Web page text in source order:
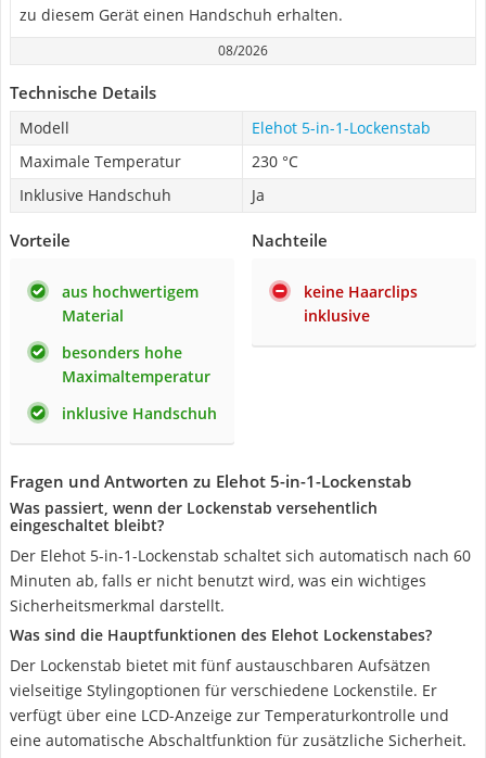
zu diesem Gerät einen Handschuh erhalten.
08/2026
Technische Details
Modell
Elehot 5-in-1-Lockenstab
Maximale Temperatur
230 °C
Inklusive Handschuh
Ja
Vorteile
aus hochwertigem
Material
besonders hohe
Maximaltemperatur
inklusive Handschuh
Nachteile
keine Haarclips
inklusive
Fragen und Antworten zu Elehot 5-in-1-Lockenstab
Was passiert, wenn der Lockenstab versehentlich
eingeschaltet bleibt?
Der Elehot 5-in-1-Lockenstab schaltet sich automatisch nach 60
Minuten ab, falls er nicht benutzt wird, was ein wichtiges
Sicherheitsmerkmal darstellt.
Was sind die Hauptfunktionen des Elehot Lockenstabes?
Der Lockenstab bietet mit fünf austauschbaren Aufsätzen
vielseitige Stylingoptionen für verschiedene Lockenstile. Er
verfügt über eine LCD-Anzeige zur Temperaturkontrolle und
eine automatische Abschaltfunktion für zusätzliche Sicherheit.